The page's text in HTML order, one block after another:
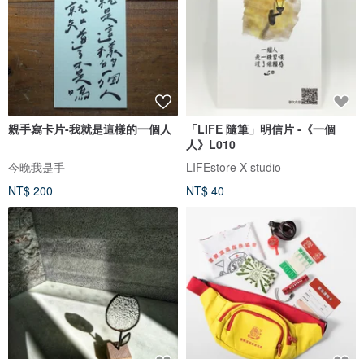
親手寫卡片-我就是這樣的一個人
今晚我是手
NT$ 200
「LIFE 隨筆」明信片 -《一個
人》L010
LIFEstore X studio
NT$ 40